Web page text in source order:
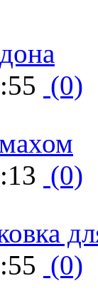
(0)
(0)
(0)